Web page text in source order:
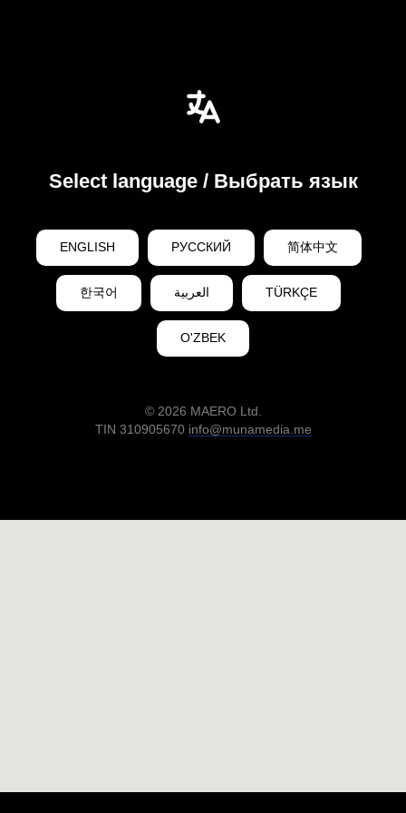
Select language / Выбрать язык
ENGLISH РУССКИЙ 简体中文
한국어 العربية TÜRKÇE
O'ZBEK
© 2026 MAERO Ltd.
TIN 310905670 info@munamedia.me